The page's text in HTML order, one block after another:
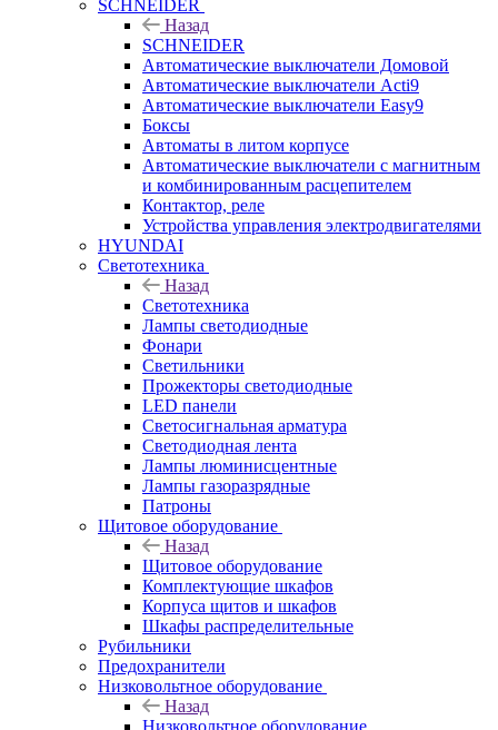
SCHNEIDER
Назад
SCHNEIDER
Автоматические выключатели Домовой
Автоматические выключатели Acti9
Автоматические выключатели Easy9
Боксы
Автоматы в литом корпусе
Автоматические выключатели с магнитным
и комбинированным расцепителем
Контактор, реле
Устройства управления электродвигателями
HYUNDAI
Светотехника
Назад
Светотехника
Лампы светодиодные
Фонари
Светильники
Прожекторы светодиодные
LED панели
Светосигнальная арматура
Светодиодная лента
Лампы люминисцентные
Лампы газоразрядные
Патроны
Щитовое оборудование
Назад
Щитовое оборудование
Комплектующие шкафов
Корпуса щитов и шкафов
Шкафы распределительные
Рубильники
Предохранители
Низковольтное оборудование
Назад
Низковольтное оборудование